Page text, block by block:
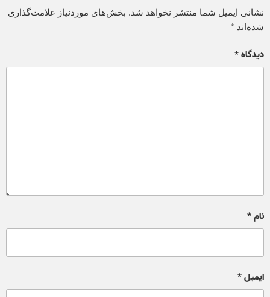
نشانی ایمیل شما منتشر نخواهد شد. بخش‌های موردنیاز علامت‌گذاری
شده‌اند*
دیدگاه*
نام*
ایمیل*